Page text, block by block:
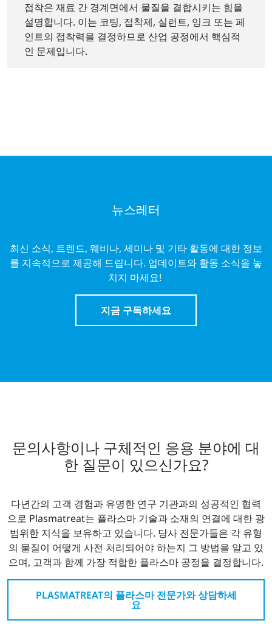
접착은 재료 간 경계면에서 물질을 결합시키는 힘을
설명합니다. 이는 코팅, 접착제, 실런트, 잉크 또는 페
인트의 접착력을 결정하므로 산업 공정에서 핵심적
인 문제입니다.
뉴스레터
최신 소식, 트렌드, 웨비나, 세미나 및 기타 활동에 대한 정보
를 지속적으로 제공해 드립니다. 업데이트와 활동 소식을 놓
치지 마세요!
지금 구독하세요
문의사항이나 구체적인 응용 분야에 대
한 질문이 있으신가요?
다년간의 고객 경험과 유명한 연구 기관과의 성공적인 협력
으로 Plasmatreat는 플라스마 기술과 소재의 연결에 대한 광
범위한 지식을 보유하고 있습니다. 당사 전문가들은 각 유형
의 물질이 어떻게 사전 처리되어야 하는지 그 방법을 알고 있
으며, 고객과 함께 가장 적합한 플라스마 공정을 결정합니다.
PLASMATREAT의 플라스마 전문가와 상담하세
요